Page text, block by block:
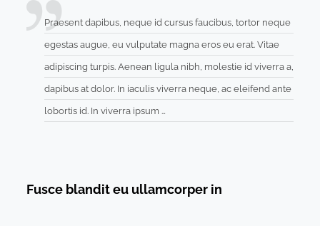
Praesent dapibus, neque id cursus faucibus, tortor neque
egestas augue, eu vulputate magna eros eu erat. Vitae
adipiscing turpis. Aenean ligula nibh, molestie id viverra a,
dapibus at dolor. In iaculis viverra neque, ac eleifend ante
lobortis id. In viverra ipsum …
Fusce blandit eu ullamcorper in